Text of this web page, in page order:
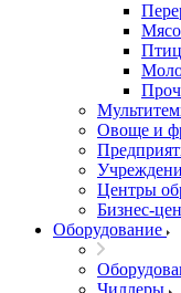
Овоще и
Центры
Бизнес-
Оборудование
Чиллеры